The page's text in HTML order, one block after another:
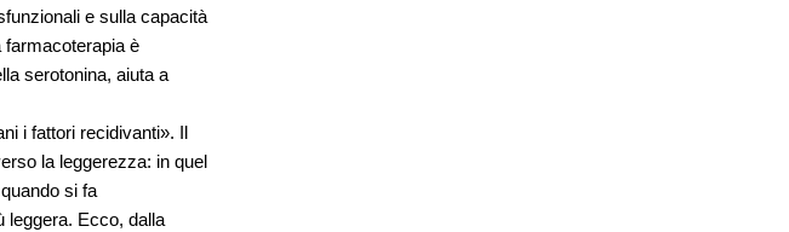
e sulla capacità
farmacoterapia è
serotonina, aiuta a
i fattori recidivanti». Il
la leggerezza: in quel
si fa
leggera. Ecco, dalla